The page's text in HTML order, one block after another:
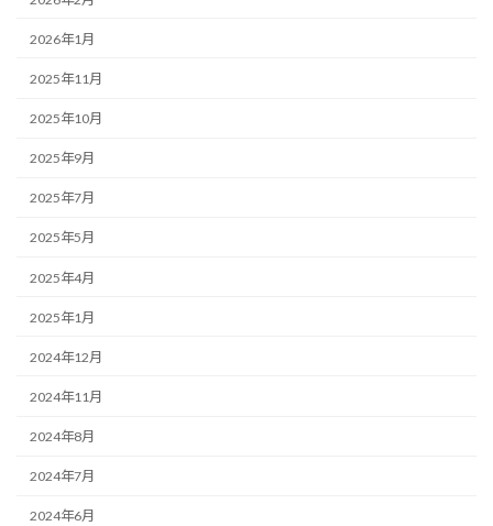
2026年1月
2025年11月
2025年10月
2025年9月
2025年7月
2025年5月
2025年4月
2025年1月
2024年12月
2024年11月
2024年8月
2024年7月
2024年6月